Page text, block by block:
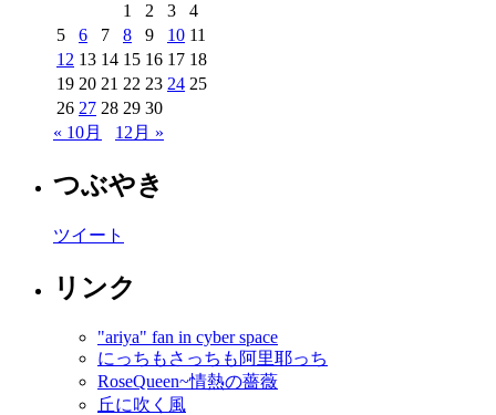
1
2 3
4
5
6 7 8 9 10 11
12 13 14 15 16 17 18
19 20 21 22 23 24 25
26 27 28 29 30
« 10月
12月 »
つぶやき
ツイート
リンク
"ariya" fan in cyber space
にっちもさっちも阿里耶っち
RoseQueen~情熱の薔薇
丘に吹く風